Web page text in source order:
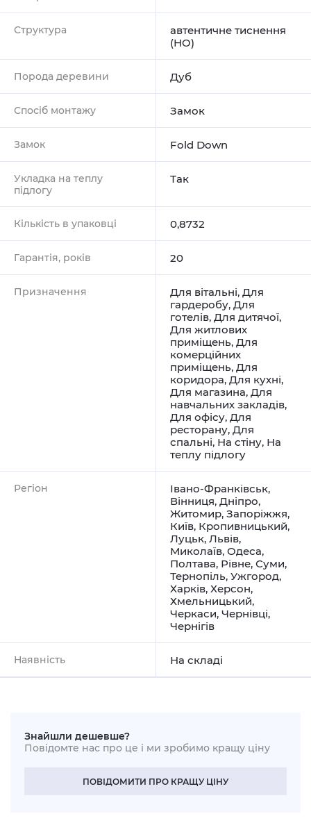
Структура
автентичне тиснення
(HO)
Порода деревини Дуб
Спосіб монтажу Замок
Замок Fold Down
Укладка на теплу
підлогу
Так
Кількість в упаковці 0,8732
Гарантія, років 20
Призначення Для вітальні, Для
гардеробу, Для
готелів, Для дитячої,
Для житлових
приміщень, Для
комерційних
приміщень, Для
коридора, Для кухні,
Для магазина, Для
навчальних закладів,
Для офісу, Для
ресторану, Для
спальні, На стіну, На
теплу підлогу
Регіон Івано-Франківськ,
Вінниця, Дніпро,
Житомир, Запоріжжя,
Київ, Кропивницький,
Луцьк, Львів,
Миколаїв, Одеса,
Полтава, Рівне, Суми,
Тернопіль, Ужгород,
Харків, Херсон,
Хмельницький,
Черкаси, Чернівці,
Чернігів
Наявність На складі
Знайшли дешевше?
Повідомте нас про це і ми зробимо кращу ціну
ПОВІДОМИТИ ПРО КРАЩУ ЦІНУ